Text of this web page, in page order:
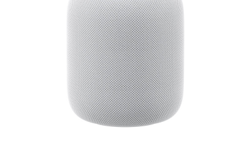
步
了
解
HomePod<